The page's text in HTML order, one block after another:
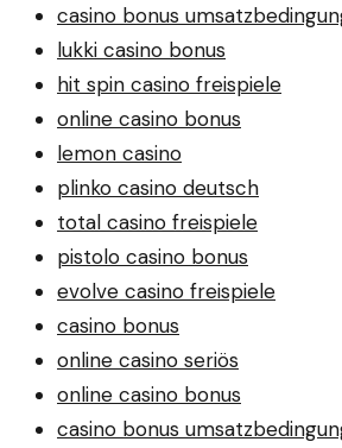
casino bonus
lukki casino bonus
hit spin casino freispiele
online casino bonus
lemon casino
plinko casino deutsch
total casino freispiele
pistolo casino bonus
evolve casino freispiele
casino bonus
online casino seriös
online casino bonus
casino bonus